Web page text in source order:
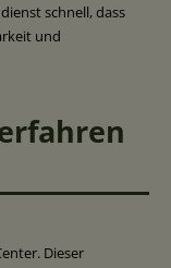
schnell, dass
und
Dieser